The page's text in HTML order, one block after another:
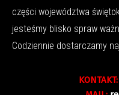
części województwa
jesteśmy blisko spraw
Codziennie dostarczamy
KONTAKT: